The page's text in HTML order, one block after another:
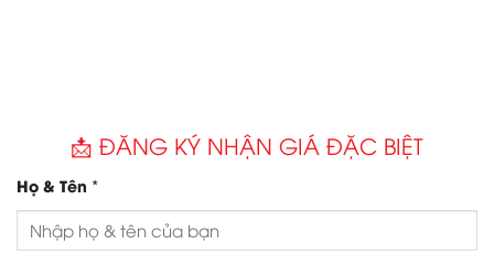
📩 ĐĂNG KÝ NHẬN GIÁ ĐẶC BIỆT
Họ & Tên *